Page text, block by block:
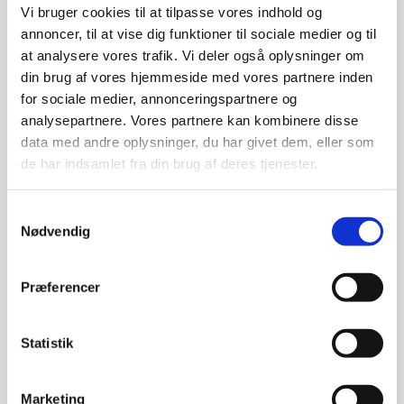
Vi bruger cookies til at tilpasse vores indhold og
annoncer, til at vise dig funktioner til sociale medier og til
at analysere vores trafik. Vi deler også oplysninger om
din brug af vores hjemmeside med vores partnere inden
for sociale medier, annonceringspartnere og
analysepartnere. Vores partnere kan kombinere disse
data med andre oplysninger, du har givet dem, eller som
de har indsamlet fra din brug af deres tjenester.
Nødvendig
Præferencer
Statistik
Marketing
Miyabi Gyutoh 24 cm kniv,
Flot træskaft, 3 lag stål
Miyabi giver dig det perfekte
bruges primært til…
2.599,00DKK Den
pris
Den
pris
er:
Vi prismatcher
Miyabi Chutoh 16 cm kniv,
Damask design, 133 lag
stål
Miyabi giver dig det perfekte
“mellemstørrelse kniv”.…
2.699,00 DKK